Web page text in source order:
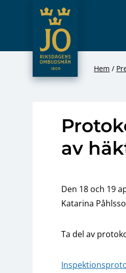
Hoppa till
JO – Riksdagens
Hem
av
Den 18 och 19
Katarina
Ta del av